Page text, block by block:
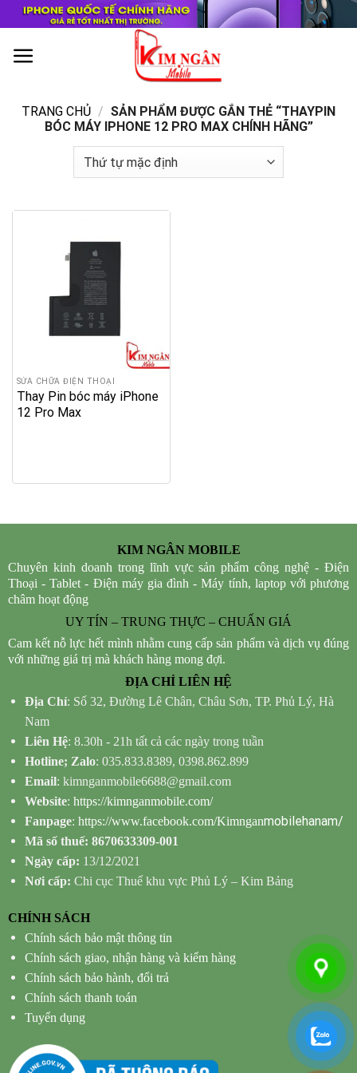
Skip
to
content
TRANG CHỦ / SẢN PHẨM ĐƯỢC GẮN THẺ “THAYPIN
BÓC MÁY IPHONE 12 PRO MAX CHÍNH HÃNG”
SỬA CHỮA ĐIỆN THOẠI
Thay Pin bóc máy iPhone
12 Pro Max
KIM NGÂN MOBILE
Chuyên kinh doanh trong lĩnh vực sản phẩm công nghệ - Điện
Thoại - Tablet - Điện máy gia đình - Máy tính, laptop với phương
châm hoạt động
UY TÍN – TRUNG THỰC – CHUẨN GIÁ
Cam kết nỗ lực hết mình nhằm cung cấp sản phẩm và dịch vụ đúng
với những giá trị mà khách hàng mong đợi.
ĐỊA CHỈ LIÊN HỆ
Địa Chỉ: Số 32, Đường Lê Chân, Châu Sơn, TP. Phủ Lý, Hà
Nam
Liên Hệ: 8.30h - 21h tất cả các ngày trong tuần
Hotline; Zalo: 035.833.8389, 0398.862.899
Email: kimnganmobile6688@gmail.com
Website: https://kimnganmobile.com/
Fanpage: https://www.facebook.com/Kimnganmobilehanam/
Mã số thuế: 8670633309-001
Ngày cấp: 13/12/2021
Nơi cấp: Chi cục Thuế khu vực Phủ Lý – Kim Bảng
CHÍNH SÁCH
Chính sách bảo mật thông tin
Chính sách giao, nhận hàng và kiểm hàng
Chính sách bảo hành, đổi trả
Chính sách thanh toán
Tuyển dụng